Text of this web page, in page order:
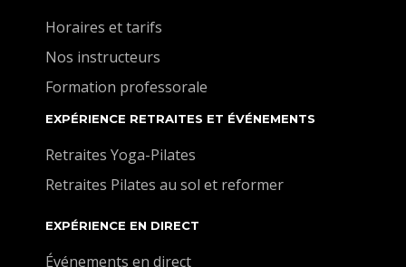
Horaires et tarifs
Nos instructeurs
Formation professorale
EXPÉRIENCE RETRAITES ET ÉVÉNEMENTS
Retraites Yoga-Pilates
Retraites Pilates au sol et reformer
EXPÉRIENCE EN DIRECT
Événements en direct